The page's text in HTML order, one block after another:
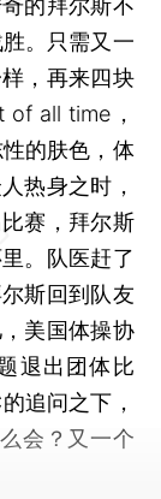
。只需又一
，再来四块
of all time，
的肤色，体
热身之时，
赛，拜尔斯
。队医赶了
斯回到队友
美国体操协
退出团体比
追问之下，
会？又一个